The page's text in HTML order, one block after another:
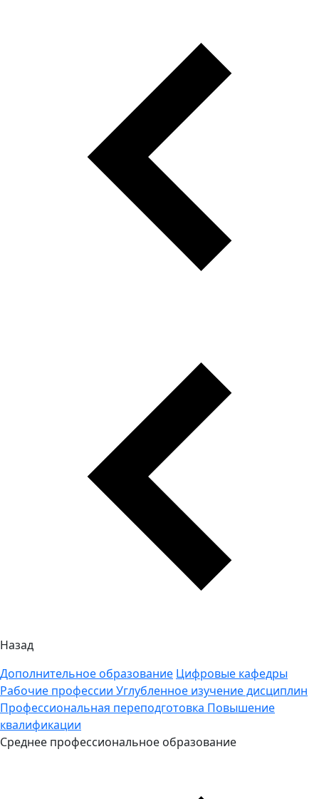
Назад
Дополнительное образование Цифровые кафедры
Рабочие профессии Углубленное изучение дисциплин
Профессиональная переподготовка Повышение
квалификации
Среднее профессиональное образование